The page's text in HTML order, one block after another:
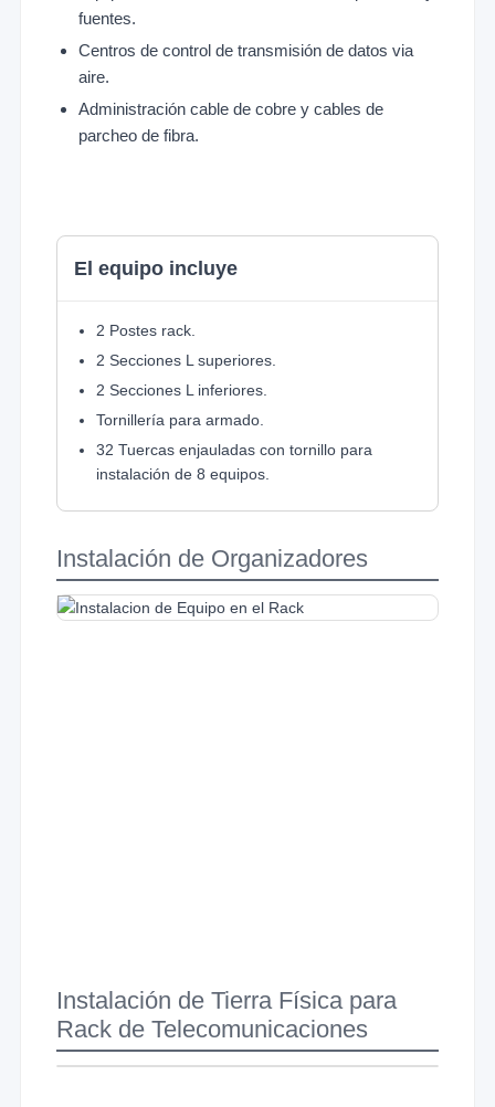
fuentes.
Centros de control de transmisión de datos via
aire.
Administración cable de cobre y cables de
parcheo de fibra.
El equipo incluye
2 Postes rack.
2 Secciones L superiores.
2 Secciones L inferiores.
Tornillería para armado.
32 Tuercas enjauladas con tornillo para
instalación de 8 equipos.
Instalación de Organizadores
Instalación de Tierra Física para
Rack de Telecomunicaciones